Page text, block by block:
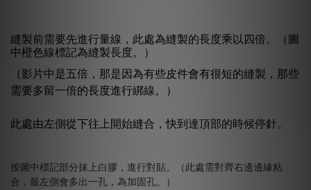
縫製前需要先進行量線，此處為縫製的長度乘以四倍。（圖
中橙色線標記為縫製長度。）
（影片中是五倍，那是因為有些皮件會有很短的縫製，那些
需要多留一倍的長度進行綁線。）
此處由左側從下往上開始縫合，快到達頂部的時候停針。
按圖中標記部分抹上白膠，進行對貼。（此處需對齊右邊邊緣粘
合，最左側會多出一孔，為加固孔。）